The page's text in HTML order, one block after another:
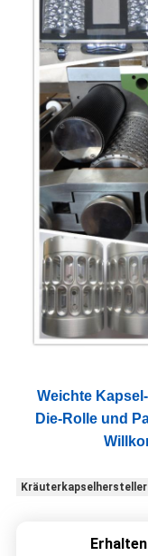
Weichte
Die-Rolle und
Kräuterkapselhersteller